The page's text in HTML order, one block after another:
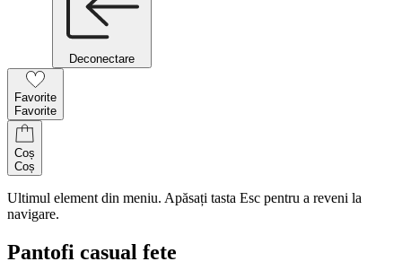
Deconectare
Favorite
Favorite
Coș
Coș
Ultimul element din meniu. Apăsați tasta Esc pentru a reveni la
navigare.
Pantofi casual fete